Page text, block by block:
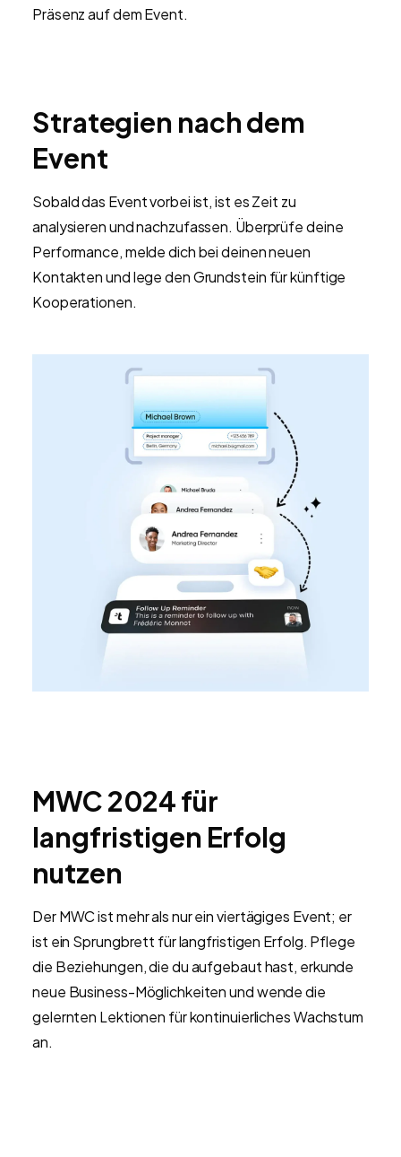
Präsenz auf dem Event.
Strategien nach dem
Event
Sobald das Event vorbei ist, ist es Zeit zu
analysieren und nachzufassen. Überprüfe deine
Performance, melde dich bei deinen neuen
Kontakten und lege den Grundstein für künftige
Kooperationen.
MWC 2024 für
langfristigen Erfolg
nutzen
Der MWC ist mehr als nur ein viertägiges Event; er
ist ein Sprungbrett für langfristigen Erfolg. Pflege
die Beziehungen, die du aufgebaut hast, erkunde
neue Business-Möglichkeiten und wende die
gelernten Lektionen für kontinuierliches Wachstum
an.